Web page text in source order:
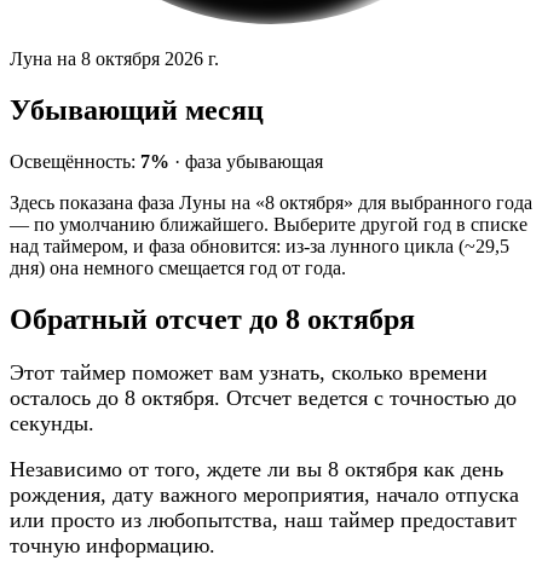
Луна на 8 октября 2026 г.
Убывающий месяц
Освещённость: 7% · фаза убывающая
Здесь показана фаза Луны на «8 октября» для выбранного года
— по умолчанию ближайшего. Выберите другой год в списке
над таймером, и фаза обновится: из-за лунного цикла (~29,5
дня) она немного смещается год от года.
Обратный отсчет до 8 октября
Этот таймер поможет вам узнать, сколько времени
осталось до 8 октября. Отсчет ведется с точностью до
секунды.
Независимо от того, ждете ли вы 8 октября как день
рождения, дату важного мероприятия, начало отпуска
или просто из любопытства, наш таймер предоставит
точную информацию.